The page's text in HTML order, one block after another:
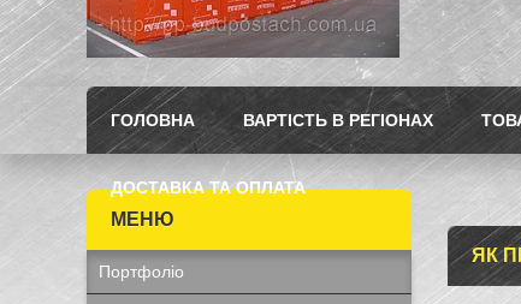
ГОЛОВНА ВАРТІСТЬ В РЕГІОНАХ
ДОСТАВКА ТА ОПЛАТА
ЯК
Портфоліо